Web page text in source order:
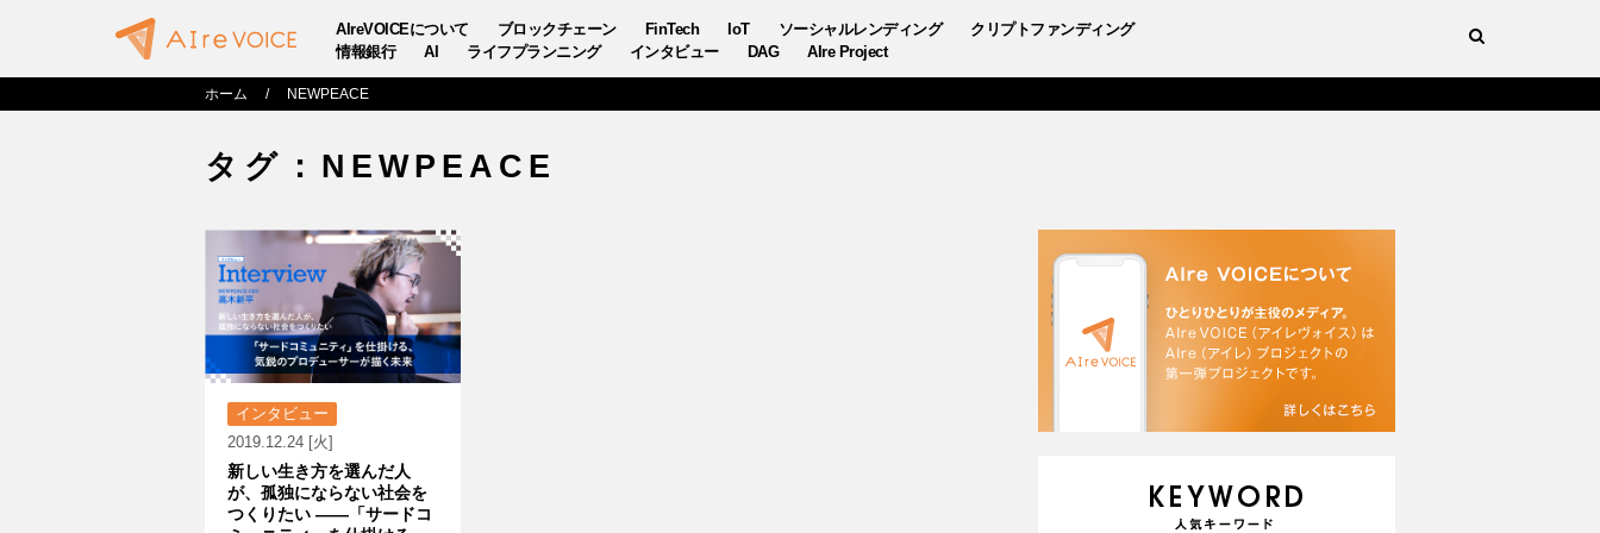
AIreVOICEについて ブロックチェーン FinTech IoT ソーシャルレンディング
クリプトファンディング
情報銀行
AI ライフプランニング インタビュー DAG AIre Project
ホーム NEWPEACE
タグ：NEWPEACE
インタビュー
2019.12.24 [火]
新しい生き方を選んだ人
が、孤独にならない社会を
つくりたい ――「サードコ